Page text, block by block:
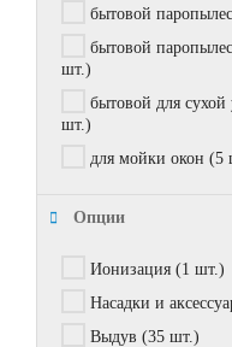
бытовой
бытовой
шт.)
бытовой для
шт.)
для мойки окон (5
Опции
Ионизация (1 шт.)
Насадки и
Выдув (35 шт.)